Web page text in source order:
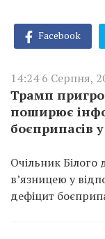
Facebook
14:24 6 Серпня,
Трамп
поширює
боєприпасів
Очільник
в’язницею у
дефіцит